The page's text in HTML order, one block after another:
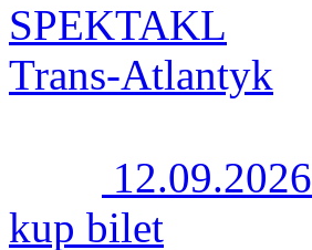
SPEKTAKL
Trans-Atlantyk
12.09.2026
kup bilet